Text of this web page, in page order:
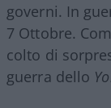
governi. In
7 Ottobre.
colto di
guerra dello